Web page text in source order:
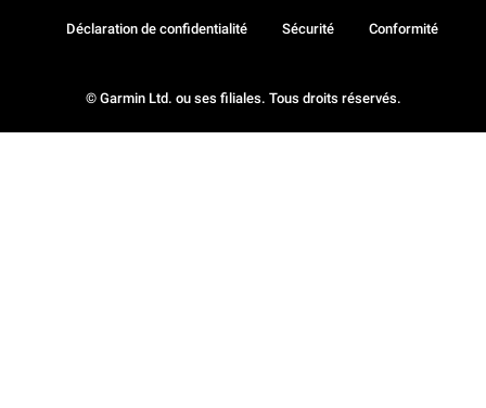
© Garmin Ltd. ou ses filiales. Tous droits réservés.
Déclaration de confidentialité Sécurité Conformité